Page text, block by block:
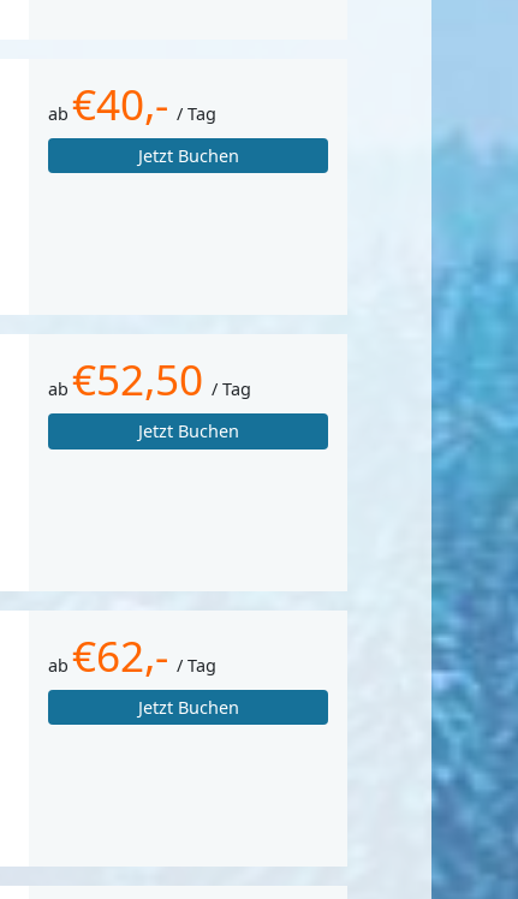
ab €40,- / Tag
Jetzt Buchen
ab €52,50 / Tag
Jetzt Buchen
ab €62,- / Tag
Jetzt Buchen